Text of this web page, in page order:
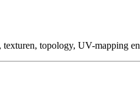
topology, UV-mapping